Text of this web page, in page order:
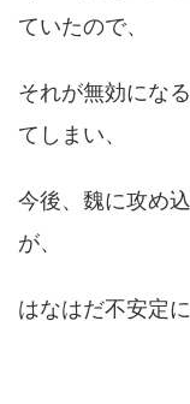
ていたので、
それが無効にな
てしまい、
今後、魏に攻め
が、
はなはだ不安定